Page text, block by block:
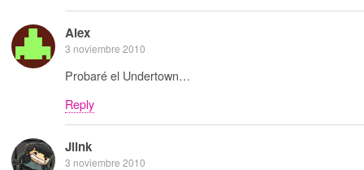
Alex
3 noviembre 2010
Probaré el Undertown…
Reply
Jlink
3 noviembre 2010